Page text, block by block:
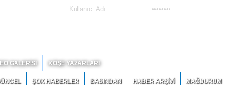
GALERİSİ KÖŞE YAZARLARI
ŞOK HABERLER BASINDAN HABER ARŞİVİ MAĞDURUM